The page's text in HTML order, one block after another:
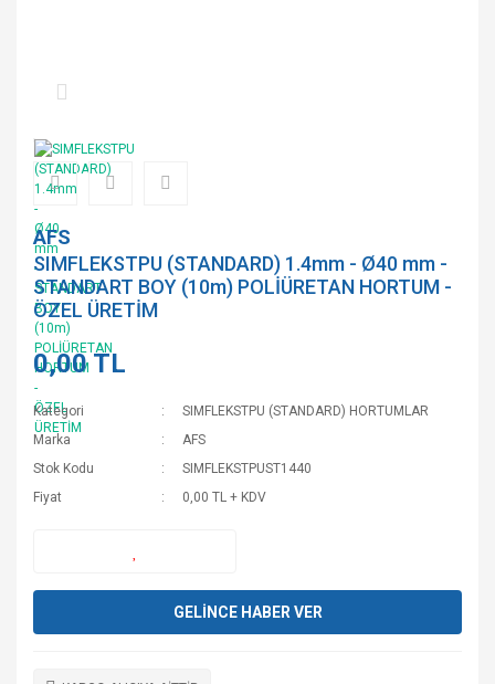
AFS
SIMFLEKSTPU (STANDARD) 1.4mm - Ø40 mm -
STANDART BOY (10m) POLİÜRETAN HORTUM -
ÖZEL ÜRETİM
0,00 TL
Kategori
SIMFLEKSTPU (STANDARD) HORTUMLAR
Marka
AFS
Stok Kodu
SIMFLEKSTPUST1440
Fiyat
0,00 TL + KDV
GELİNCE HABER VER